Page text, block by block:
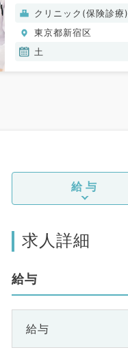
クリニック(保険診療)
東京都新宿区
土
給与
求人詳細
給与
給与